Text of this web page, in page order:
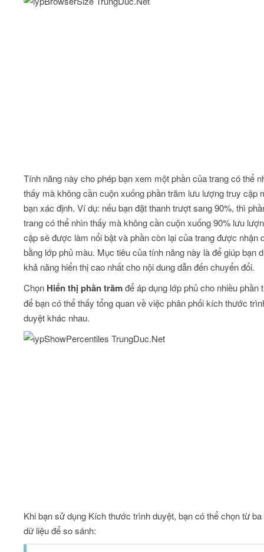
Tính năng này cho phép bạn xem một phần của trang có thể
thấy mà không cần cuộn xuống phần trăm lưu lượng truy cập
bạn xác định. Ví dụ: nếu bạn đặt thanh trượt sang 90%, thì
trang có thể nhìn thấy mà không cần cuộn xuống 90% lưu
cập sẽ được làm nổi bật và phần còn lại của trang được nhận
bằng lớp phủ màu. Mục tiêu của tính năng này là để giúp bạn
khả năng hiển thị cao nhất cho nội dung dẫn đến chuyển đổi.
Chọn Hiển thị phần trămđể áp dụng lớp phủ cho nhiều phần
để bạn có thể thấy tổng quan về việc phân phối kích thước
duyệt khác nhau.
Khi bạn sử dụng Kích thước trình duyệt, bạn có thể chọn từ ba
dữ liệu để so sánh: